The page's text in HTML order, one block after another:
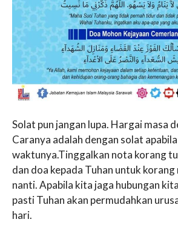
Solat pun jangan lupa. Hargai masa
Caranya adalah dengan solat
waktunya.Tinggalkan nota korang
dan doa kepada Tuhan untuk
nanti. Apabila kita jaga hubungan
pasti Tuhan akan permudahkan
hari.